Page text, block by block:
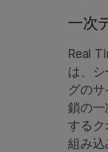
一次
Real
は、
グの
鎖の一
するク
組み込